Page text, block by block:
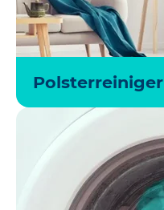
Polsterreiniger